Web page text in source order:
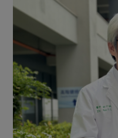
日用品
防災用品
最新產品
優惠專區
素食專區
年菜食譜
養身食補
節慶大餐
高麗菜海鮮煎餅
把最好的台灣味帶回家！
綠主張月刊
典藏閱覽室
最新消息
媒體報導
下載專區
地區活動
社務會議